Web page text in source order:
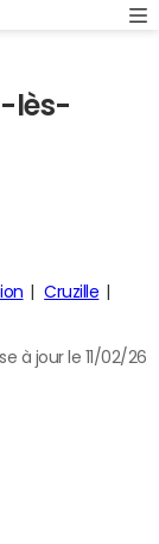
lès-
Cruzille
à jour le 11/02/26